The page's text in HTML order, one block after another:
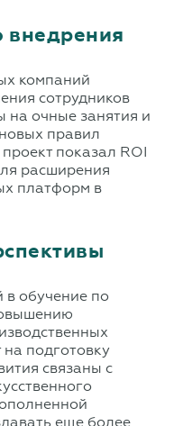
компаний
сотрудников
на очные занятия и
правил
показал ROI
расширения
платформ в
в обучение по
на подготовку
связаны с
еще более